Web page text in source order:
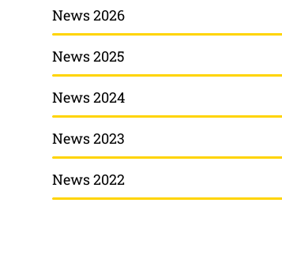
News 2026
News 2025
News 2024
News 2023
News 2022